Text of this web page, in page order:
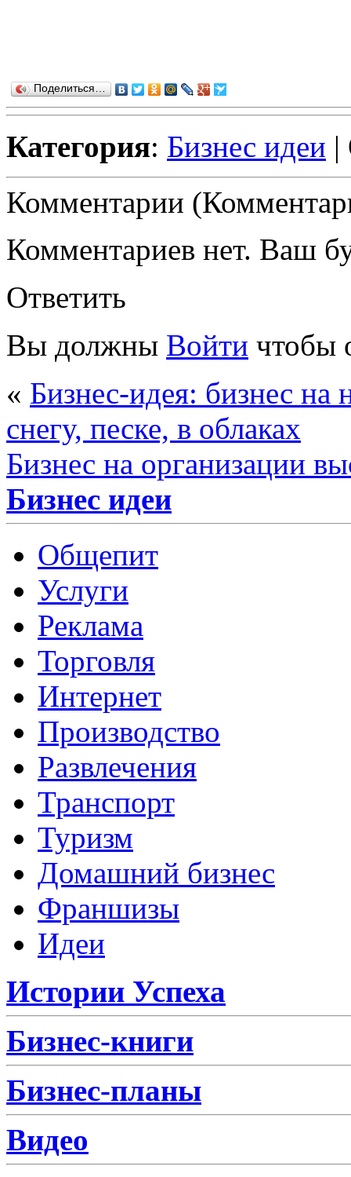
Поделиться…
Категория: Бизнес идеи |
Комментарии
Комментариев нет. Ваш
Ответить
Вы должны Войти чтобы
« Бизнес-идея: бизнес на
снегу, песке, в облаках
Бизнес на организации
Бизнес идеи
Общепит
Услуги
Реклама
Торговля
Интернет
Производство
Развлечения
Транспорт
Туризм
Домашний бизнес
Франшизы
Идеи
Истории Успеха
Бизнес-книги
Бизнес-планы
Видео